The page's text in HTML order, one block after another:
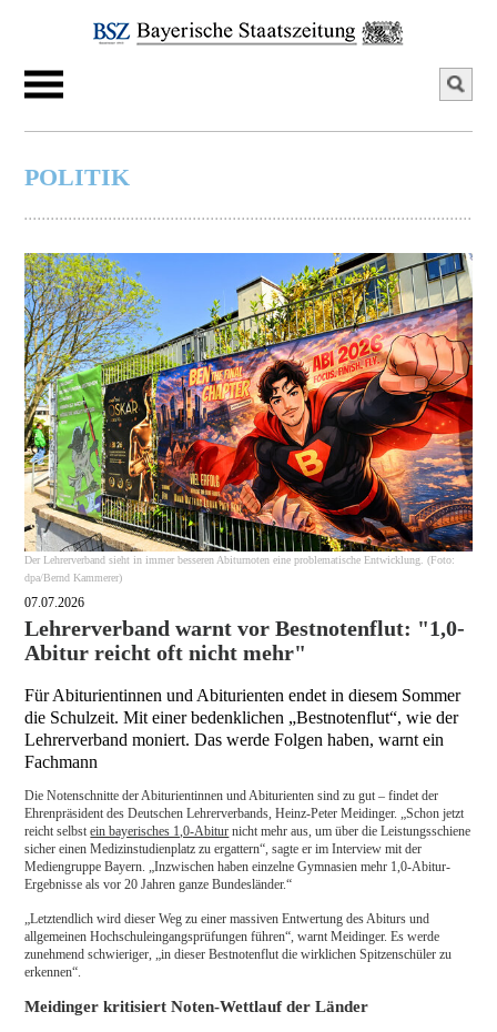
POLITIK
Der Lehrerverband sieht in immer besseren Abiturnoten eine problematische Entwicklung. (Foto:
dpa/Bernd Kammerer)
07.07.2026
Lehrerverband warnt vor Bestnotenflut: "1,0-
Abitur reicht oft nicht mehr"
Für Abiturientinnen und Abiturienten endet in diesem Sommer
die Schulzeit. Mit einer bedenklichen „Bestnotenflut“, wie der
Lehrerverband moniert. Das werde Folgen haben, warnt ein
Fachmann
Die Notenschnitte der Abiturientinnen und Abiturienten sind zu gut – findet der
Ehrenpräsident des Deutschen Lehrerverbands, Heinz-Peter Meidinger. „Schon jetzt
reicht selbstein bayerisches 1,0-Abitur nicht mehr aus, um über die Leistungsschiene
sicher einen Medizinstudienplatz zu ergattern“, sagte er im Interview mit der
Mediengruppe Bayern. „Inzwischen haben einzelne Gymnasien mehr 1,0-Abitur-
Ergebnisse als vor 20 Jahren ganze Bundesländer.“
„Letztendlich wird dieser Weg zu einer massiven Entwertung des Abiturs und
allgemeinen Hochschuleingangsprüfungen führen“, warnt Meidinger. Es werde
zunehmend schwieriger, „in dieser Bestnotenflut die wirklichen Spitzenschüler zu
erkennen“.
Meidinger kritisiert Noten-Wettlauf der Länder